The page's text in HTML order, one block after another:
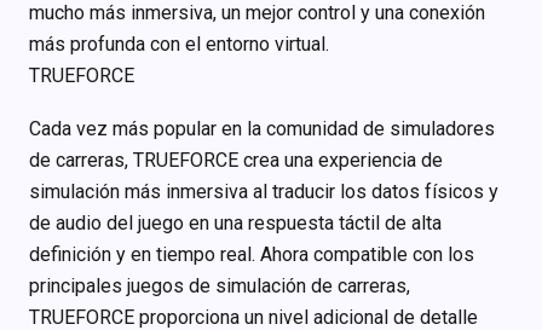
mucho más inmersiva, un mejor control y una conexión
más profunda con el entorno virtual.
TRUEFORCE
Cada vez más popular en la comunidad de simuladores
de carreras, TRUEFORCE crea una experiencia de
simulación más inmersiva al traducir los datos físicos y
de audio del juego en una respuesta táctil de alta
definición y en tiempo real. Ahora compatible con los
principales juegos de simulación de carreras,
TRUEFORCE proporciona un nivel adicional de detalle